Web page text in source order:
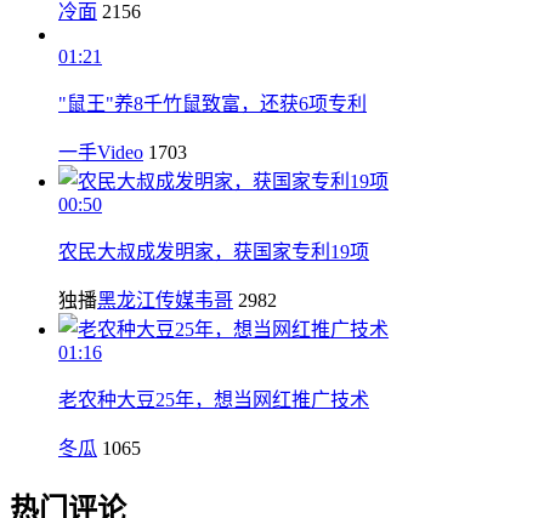
冷面 2156
01:21
"鼠王"养8千竹鼠致富，还获6项专利
一手Video 1703
00:50
农民大叔成发明家，获国家专利19项
独播黑龙江传媒韦哥 2982
01:16
老农种大豆25年，想当网红推广技术
冬瓜 1065
热门评论